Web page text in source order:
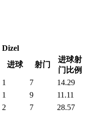
Dizel
进球 射门
进球射
门比例
1 7
14.29
1 9
11.11
2 7
28.57